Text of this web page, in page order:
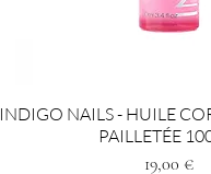
INDIGO NAILS - HUILE
PAILLETÉE
Preis
19,00 €